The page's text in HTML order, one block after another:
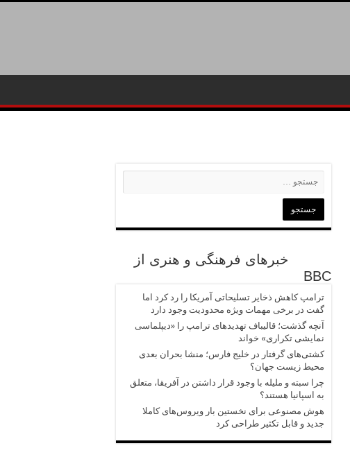
خبرهای فرهنگی و هنری از
BBC
ترامپ کاهش ذخایر تسلیحاتی آمریکا را رد کرد اما
گفت در برخی مهمات ویژه محدودیت وجود دارد
آنچه گذشت؛ قالیباف تهدیدهای ترامپ را «دیپلماسی
نمایشی تکراری» خواند
کشتی‌های گرفتار در خلیج فارس؛ منشا بحران بعدی
محیط زیست جهان؟
چرا سبته و ملیله با وجود قرار داشتن در آفریقا، متعلق
به اسپانیا هستند؟
هوش مصنوعی برای نخستین بار ویروس‌های کاملا
جدید و قابل تکثیر طراحی کرد